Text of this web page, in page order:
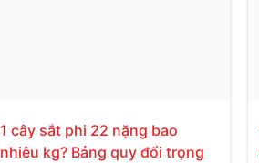
1 cây sắt phi 22 nặng bao
nhiêu kg? Bảng quy đổi trọng